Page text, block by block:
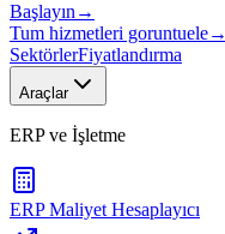
Başlayın →
Tum hizmetleri goruntuele→
SektörlerFiyatlandırma
Araçlar
ERP ve İşletme
ERP Maliyet Hesaplayıcı